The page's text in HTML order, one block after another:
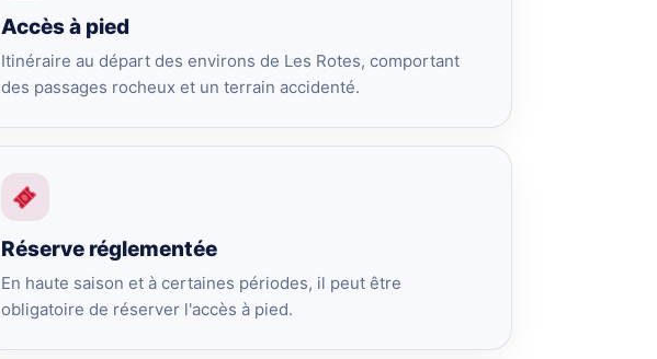
Accès à pied
Itinéraire au départ des environs de Les Rotes, comportant
des passages rocheux et un terrain accidenté.
Réserve réglementée
En haute saison et à certaines périodes, il peut être
obligatoire de réserver l'accès à pied.